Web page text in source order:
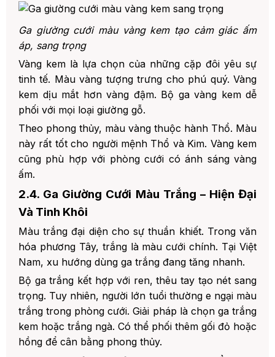
Ga giường cưới màu vàng kem tạo cảm giác ấm
áp, sang trọng
Vàng kem là lựa chọn của những cặp đôi yêu sự
tinh tế. Màu vàng tượng trưng cho phú quý. Vàng
kem dịu mắt hơn vàng đậm. Bộ ga vàng kem dễ
phối với mọi loại giường gỗ.
Theo phong thủy, màu vàng thuộc hành Thổ. Màu
này rất tốt cho người mệnh Thổ và Kim. Vàng kem
cũng phù hợp với phòng cưới có ánh sáng vàng
ấm.
2.4. Ga Giường Cưới Màu Trắng – Hiện Đại
Và Tinh Khôi
Màu trắng đại diện cho sự thuần khiết. Trong văn
hóa phương Tây, trắng là màu cưới chính. Tại Việt
Nam, xu hướng dùng ga trắng đang tăng nhanh.
Bộ ga trắng kết hợp với ren, thêu tay tạo nét sang
trọng. Tuy nhiên, người lớn tuổi thường e ngại màu
trắng trong phòng cưới. Giải pháp là chọn ga trắng
kem hoặc trắng ngà. Có thể phối thêm gối đỏ hoặc
hồng để cân bằng phong thủy.